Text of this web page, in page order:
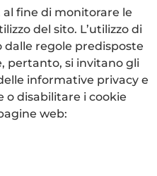
fine di monitorare le
del sito. L’utilizzo di
regole predisposte
pertanto, si invitano gli
informative privacy e
o disabilitare i cookie
web: